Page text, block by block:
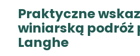
Praktyczne
winiarską podróż
Langhe